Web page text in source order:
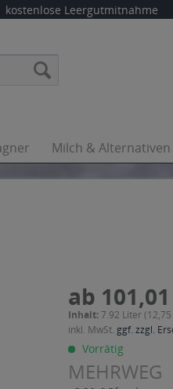
kostenlose Leergutmitnahme
Milch & Alternativen
ab
Inhalt:7.92 Liter
inkl. MwSt. ggf. zzgl.
Vorrätig
MEHRWEG